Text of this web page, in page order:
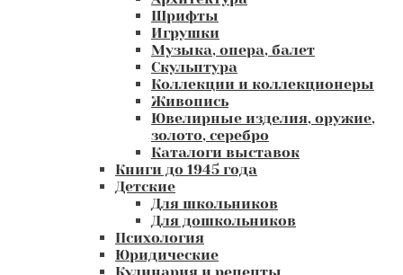
Шрифты
Игрушки
Музыка, опера, балет
Скульптура
Коллекции и коллекционеры
Живопись
Ювелирные изделия, оружие,
золото, серебро
Каталоги выставок
Книги до 1945 года
Детские
Для школьников
Для дошкольников
Психология
Юридические